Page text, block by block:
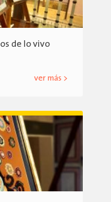
de lo vivo
ver más >